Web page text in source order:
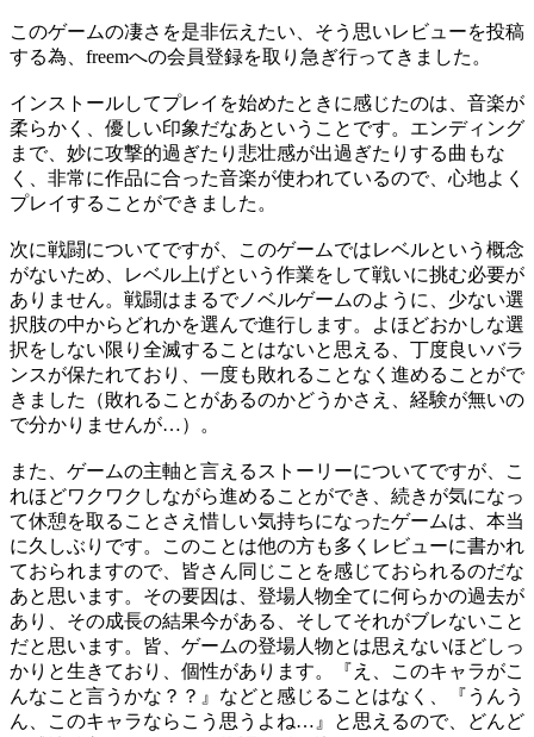
このゲームの凄さを是非伝えたい、そう思いレビューを投稿
する為、freemへの会員登録を取り急ぎ行ってきました。
インストールしてプレイを始めたときに感じたのは、音楽が
柔らかく、優しい印象だなあということです。エンディング
まで、妙に攻撃的過ぎたり悲壮感が出過ぎたりする曲もな
く、非常に作品に合った音楽が使われているので、心地よく
プレイすることができました。
次に戦闘についてですが、このゲームではレベルという概念
がないため、レベル上げという作業をして戦いに挑む必要が
ありません。戦闘はまるでノベルゲームのように、少ない選
択肢の中からどれかを選んで進行します。よほどおかしな選
択をしない限り全滅することはないと思える、丁度良いバラ
ンスが保たれており、一度も敗れることなく進めることがで
きました（敗れることがあるのかどうかさえ、経験が無いの
で分かりませんが…）。
また、ゲームの主軸と言えるストーリーについてですが、こ
れほどワクワクしながら進めることができ、続きが気になっ
て休憩を取ることさえ惜しい気持ちになったゲームは、本当
に久しぶりです。このことは他の方も多くレビューに書かれ
ておられますので、皆さん同じことを感じておられるのだな
あと思います。その要因は、登場人物全てに何らかの過去が
あり、その成長の結果今がある、そしてそれがブレないこと
だと思います。皆、ゲームの登場人物とは思えないほどしっ
かりと生きており、個性があります。『え、このキャラがこ
んなこと言うかな？？』などと感じることはなく、『うんう
ん、このキャラならこう思うよね…』と思えるので、どんど